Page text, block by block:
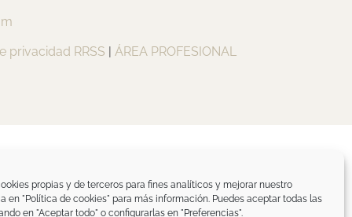
propias y de terceros para fines analíticos y mejorar nuestro
en "Política de cookies" para más información. Puedes aceptar todas las
en "Aceptar todo" o configurarlas en "Preferencias".
privacidad RRSS | ÁREA PROFESIONAL